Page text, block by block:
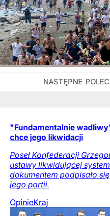
"Fundamentalnie
chce jego likwidacji
Poseł Konfederacji
ustawy likwidującej
dokumentem podpisało
jego partii.
OpinieKraj